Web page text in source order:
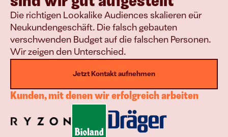
Die richtigen Lookalike Audiences skalieren eür
Neukundengeschäft. Die falsch gebauten
verschwenden Budget auf die falschen Personen.
Wir zeigen den Unterschied.
Jetzt Kontakt aufnehmen
Kunden, mit denen wir erfolgreich arbeiten